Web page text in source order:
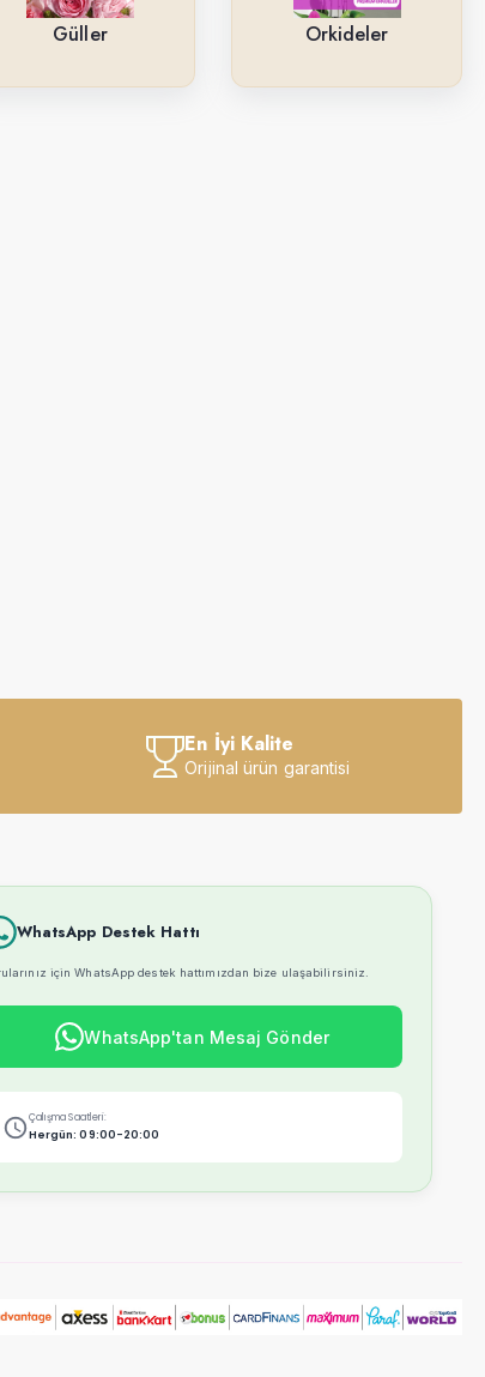
Güller Orkideler
En İyi Kalite
Orijinal ürün garantisi
WhatsApp Destek Hattı
için WhatsApp destek hattımızdan bize ulaşabilirsiniz.
WhatsApp'tan Mesaj Gönder
Çalışma Saatleri:
Hergün: 09:00-20:00